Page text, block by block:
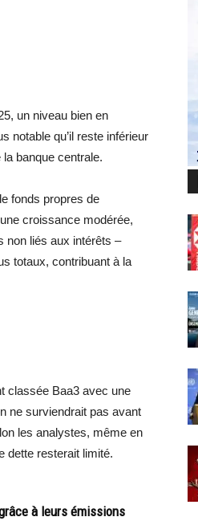
un niveau bien en
notable qu’il reste inférieur
banque centrale.
fonds propres de
croissance modérée,
non liés aux intérêts –
totaux, contribuant à la
classée Baa3 avec une
ne surviendrait pas avant
les analystes, même en
dette resterait limité.
à leurs émissions